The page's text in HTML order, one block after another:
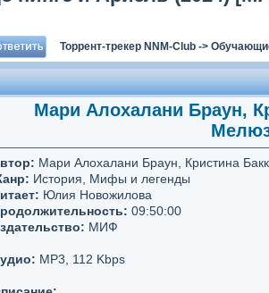
Торрент-трекер NNM-Club ->
Мари Алохалани Браун,
Мари Алохалани Браун, Кристина
История, Мифы и легенды
Юлия Новожилова
09:50:00
МИФ
MP3, 112 Kbps